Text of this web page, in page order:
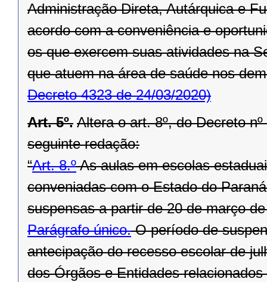
Administração Direta, Autárquica e
acordo com a conveniência e
os que exercem suas atividades na
que atuem na área de saúde nos
Decreto 4323 de 24/03/2020)
Art. 5º. Altera o art. 8º, do Decreto
seguinte redação:
“Art. 8.ºAs aulas em escolas
conveniadas com o Estado do
suspensas a partir de 20 de março
Parágrafo único.O período de
antecipação do recesso escolar de
dos Órgãos e Entidades